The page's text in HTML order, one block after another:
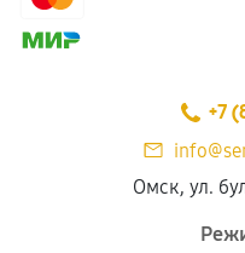
+7
Омск, ул.